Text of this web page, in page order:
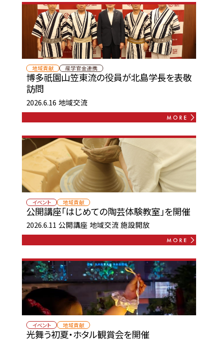
地域貢献 産学官金連携
博多祇園山笠東流の役員が北島学長を表敬
訪問
2026.6.16 地域交流
イベント 地域貢献
公開講座「はじめての陶芸体験教室」を開催
2026.6.11 公開講座 地域交流 施設開放
イベント 地域貢献
光舞う初夏・ホタル観賞会を開催